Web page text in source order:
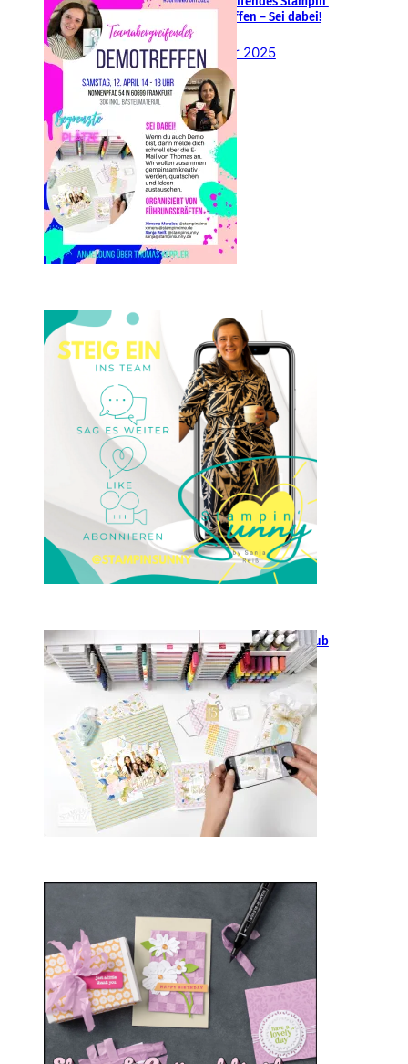
Up! Demotreffen – Sei dabei!
26. Februar 2025
Einsteigen 2025 im Team
Stampin‘ Sunny
23. Januar 2025
GANZ NEU: Scrapbooking Club
2025
21. Januar 2025
Sale-a-bration 2025
20. Januar 2025